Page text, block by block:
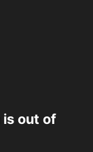
is out of